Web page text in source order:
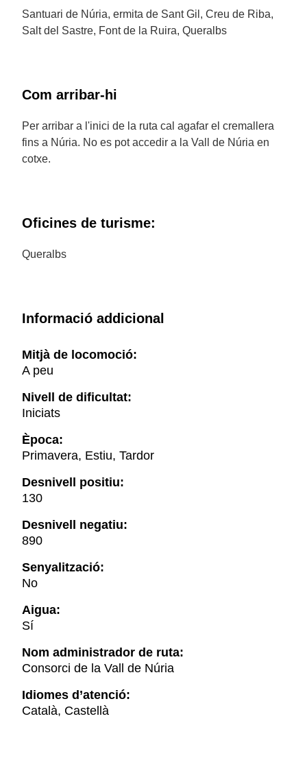
Santuari de Núria, ermita de Sant Gil, Creu de Riba,
Salt del Sastre, Font de la Ruira, Queralbs
Com arribar-hi
Per arribar a l'inici de la ruta cal agafar el cremallera
fins a Núria. No es pot accedir a la Vall de Núria en
cotxe.
Oficines de turisme:
Queralbs
Informació addicional
Mitjà de locomoció:
A peu
Nivell de dificultat:
Iniciats
Època:
Primavera, Estiu, Tardor
Desnivell positiu:
130
Desnivell negatiu:
890
Senyalització:
No
Aigua:
Sí
Nom administrador de ruta:
Consorci de la Vall de Núria
Idiomes d’atenció:
Català, Castellà